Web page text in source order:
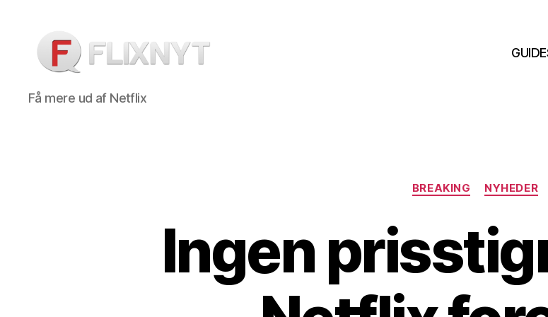
Flixnyt
Få mere ud af Netflix
Kategorier
BREAKING NYHEDER
Ingen